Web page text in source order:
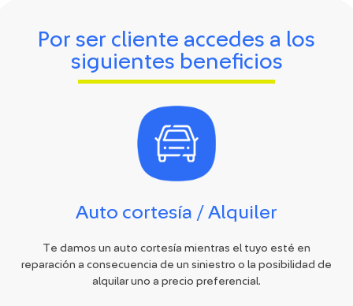
Por ser cliente accedes a los
siguientes beneficios
Auto cortesía / Alquiler
Te damos un auto cortesía mientras el tuyo esté en
reparación a consecuencia de un siniestro o la posibilidad de
alquilar uno a precio preferencial.